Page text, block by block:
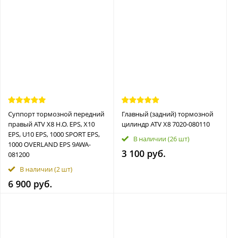
Суппорт тормозной передний
правый ATV X8 H.O. EPS, X10
EPS, U10 EPS, 1000 SPORT EPS,
1000 OVERLAND EPS 9AWA-
081200
В наличии(2 шт)
6 900 руб.
Главный (задний) тормозной
цилиндр ATV X8 7020-080110
В наличии(26 шт)
3 100 руб.